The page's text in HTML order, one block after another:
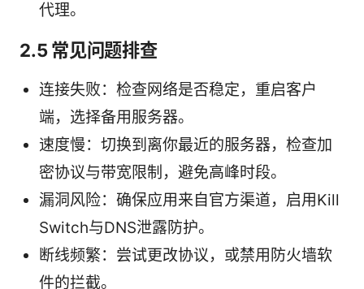
代理。
2.5 常见问题排查
连接失败：检查网络是否稳定，重启客户
端，选择备用服务器。
速度慢：切换到离你最近的服务器，检查加
密协议与带宽限制，避免高峰时段。
漏洞风险：确保应用来自官方渠道，启用Kill
Switch与DNS泄露防护。
断线频繁：尝试更改协议，或禁用防火墙软
件的拦截。